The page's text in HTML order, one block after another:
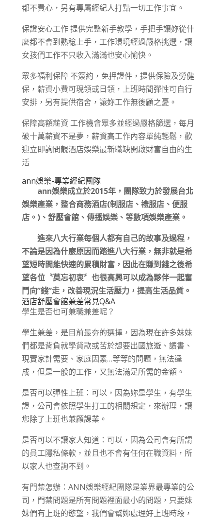
都不費心，另有專屬經紀人打點一切工作事宜。
保證安心工作 提供完整新手教學，手把手讓妳從什
麼都不會到熟稔上手，工作環境經過嚴格挑選，讓
女孩們工作不只收入滿滿也安心愉快。
眾多福利保障 不簽約，免押證件，提供保險及勞健
保，薪資小費可現領或日領，上班時間彈性可自行
安排，另有提供宿舍，讓妳工作無後顧之憂。
保障高額薪資 工作機會眾多並經過嚴格篩選，每月
破十萬薪資不是夢，薪資高工作內容單純輕鬆，歡
迎立即詢問靚酒店娛樂最新職缺開啟財富自由的生
活
ann娛樂-專業經紀團隊
ann娛樂成立於2015年，團隊致力於發展台北
娛樂產業，整合商務酒店(制服店、禮服店、便服
店。)、舒壓會館、傳播娛樂、等數項娛樂產業。
進來八大行業每個人都有自己的故事及過程，
不論是因為什麼原因而踏進八大行業，無非就是希
望短時間能快速的累積財富，因此在賺到錢之後希
望各位〝莫忘初衷〞也很高興可以成為夥伴一起奮
鬥向”錢”走，改善現況生活壓力，提高生活品質。
酒店舒壓會館兼差常見Q&A
學生是否也可兼職兼差呢？
學生兼差，是目前最夯的選擇，因為現在許多妹妹
們都是背負就學貸款或苦於想要出國旅遊、讀書、
現實家計需要、家庭因素…等等的問題，無法達
成，但是一般的工作，又無法滿足所需的金額。
是否可以彈性上班：可以，因為妳是學生，有學生
證，公司會依照學生打工的相關規定，來辦理，讓
您除了上班也兼顧課業。
是否可以不讓家人知道：可以，因為公司會有所謂
的員工隱私條款，並且也不會有任何在職資料，所
以家人也查詢不到。
有門禁怎辦：ANN娛樂經紀團隊是業界最專業的公
司，門禁問題是所有問題裡面最小的問題，只要妹
妹們有上班的慾望，我們會幫妳處理好上班時段，